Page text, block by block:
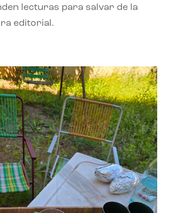
lecturas para salvar de la
editorial.